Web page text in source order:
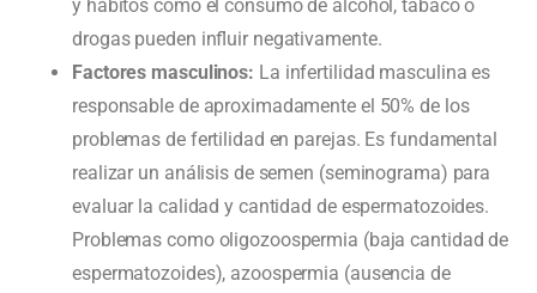
y hábitos como el consumo de alcohol, tabaco o
drogas pueden influir negativamente.
Factores masculinos: La infertilidad masculina es
responsable de aproximadamente el 50% de los
problemas de fertilidad en parejas. Es fundamental
realizar un análisis de semen (seminograma) para
evaluar la calidad y cantidad de espermatozoides.
Problemas como oligozoospermia (baja cantidad de
espermatozoides), azoospermia (ausencia de